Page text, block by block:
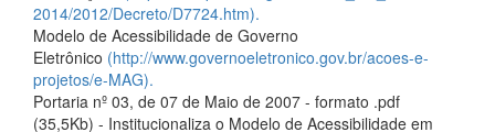
2014/2012/Decreto/D7724.htm).
Modelo de Acessibilidade de Governo
Eletrônico (http://www.governoeletronico.gov.br/acoes-e-
projetos/e-MAG).
Portaria nº 03, de 07 de Maio de 2007 - formato .pdf
(35,5Kb) - Institucionaliza o Modelo de Acessibilidade em